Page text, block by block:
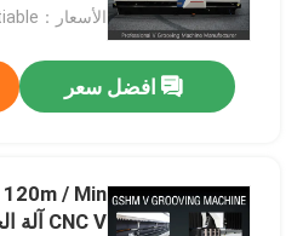
الأسعار：negotiable
افضل سعر
CNC V آلة الحز للافتات